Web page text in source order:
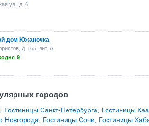
ул., д. 6
дом Южаночка
д. 165, лит. А
9
городов
Гостиницы Санкт-Петербурга
Гостиницы
Новгорода
Гостиницы Сочи Гостиницы